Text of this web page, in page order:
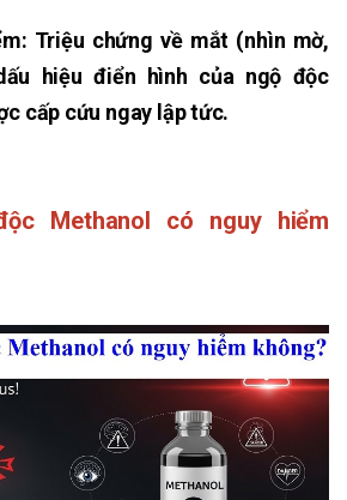
Triệu chứng về mắt (nhìn mờ,
hiệu điển hình của ngộ độc
cấp cứu ngay lập tức.
Methanol có nguy hiểm